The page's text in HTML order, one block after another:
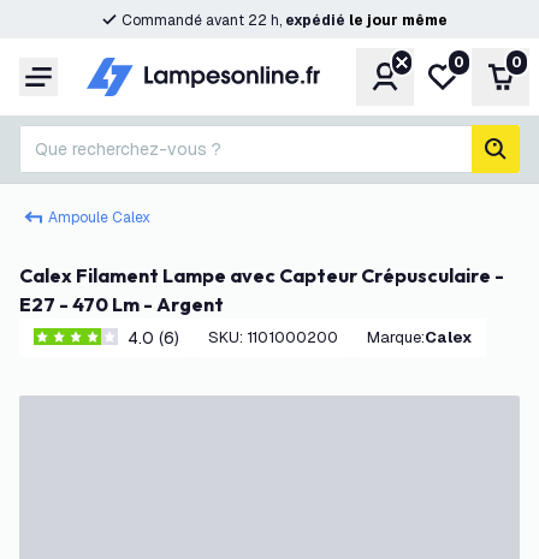
Commandé avant 22 h, expédié le jour même
Menu CompteMa liste de
0 0
Que recherchez-vous ?
Ampoule Calex
Calex Filament Lampe avec Capteur Crépusculaire -
E27 - 470 Lm - Argent
4 étoiles de notation
4.0 (6) SKU: 1101000200 Marque: Calex